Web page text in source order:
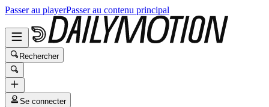
Passer au playerPasser au contenu principal
Rechercher
Se connecter